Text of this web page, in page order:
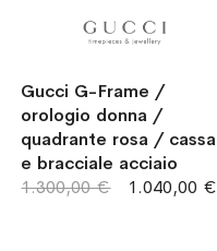
Gucci G-Frame /
orologio donna /
quadrante rosa / cassa
e bracciale acciaio
1.040,00 €
1.300,00 €